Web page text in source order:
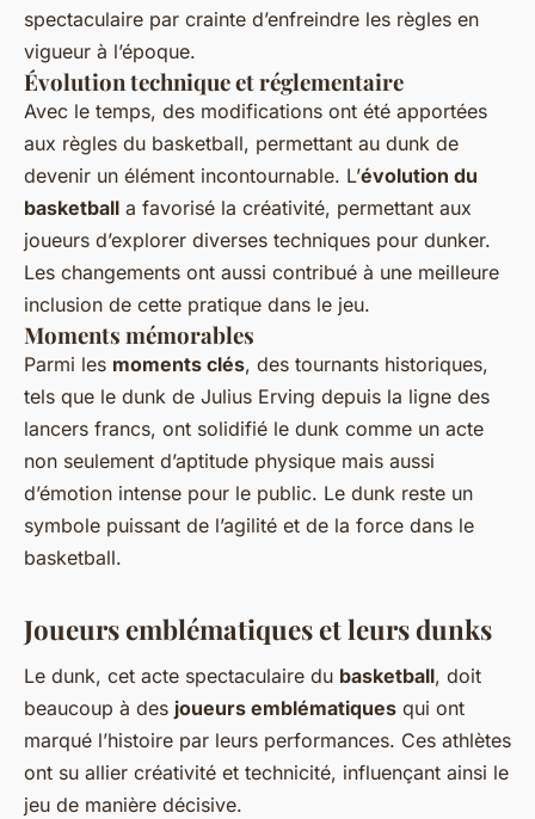
spectaculaire par crainte d’enfreindre les règles en
vigueur à l’époque.
Évolution technique et réglementaire
Avec le temps, des modifications ont été apportées
aux règles du basketball, permettant au dunk de
devenir un élément incontournable. L’évolution du
basketball a favorisé la créativité, permettant aux
joueurs d’explorer diverses techniques pour dunker.
Les changements ont aussi contribué à une meilleure
inclusion de cette pratique dans le jeu.
Moments mémorables
Parmi les moments clés, des tournants historiques,
tels que le dunk de Julius Erving depuis la ligne des
lancers francs, ont solidifié le dunk comme un acte
non seulement d’aptitude physique mais aussi
d’émotion intense pour le public. Le dunk reste un
symbole puissant de l’agilité et de la force dans le
basketball.
Joueurs emblématiques et leurs dunks
Le dunk, cet acte spectaculaire du basketball, doit
beaucoup à des joueurs emblématiques qui ont
marqué l’histoire par leurs performances. Ces athlètes
ont su allier créativité et technicité, influençant ainsi le
jeu de manière décisive.